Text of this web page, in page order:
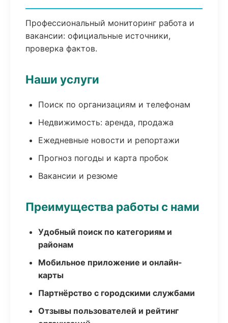
Профессиональный мониторинг работа и
вакансии: официальные источники,
проверка фактов.
Наши услуги
Поиск по организациям и телефонам
Недвижимость: аренда, продажа
Ежедневные новости и репортажи
Прогноз погоды и карта пробок
Вакансии и резюме
Преимущества работы с нами
Удобный поиск по категориям и
районам
Мобильное приложение и онлайн-
карты
Партнёрство с городскими службами
Отзывы пользователей и рейтинг